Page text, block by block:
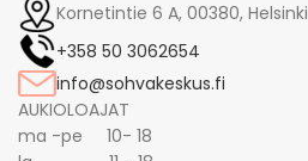
Kornetintie 6 A, 00380, Helsinki
+358 50 3062654
info@sohvakeskus.fi
AUKIOLOAJAT
ma -pe 10- 18